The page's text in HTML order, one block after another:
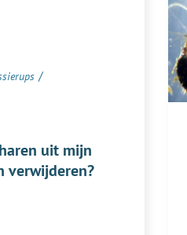
/
uit mijn
verwijderen?